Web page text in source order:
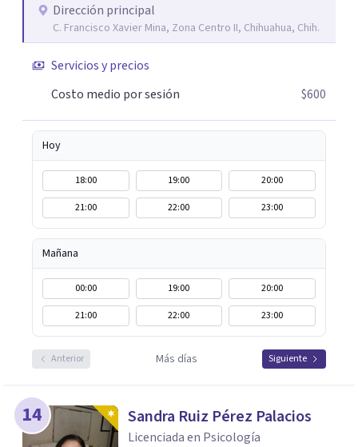
a lo largo de tu vida. Realizar la correcta gestión de las
mismas de manera consciente y sana evita que se queden
futuros conflictos. Inteligencia Emocional Fúa I.
Márquez Master en Inteligencia Emocional Universidad
Dirección principal
C. Francisco Xavier Mina, Zona Centro II, Chihuahua, Chih.
Servicios y precios
Costo medio por sesión
$600
Hoy
18:00 19:00
20:00
21:00
22:00 23:00
Mañana
00:00 19:00
20:00
21:00
22:00 23:00
Anterior Más días Siguiente
14 Sandra Ruiz Pérez Palacios
Licenciada en Psicología